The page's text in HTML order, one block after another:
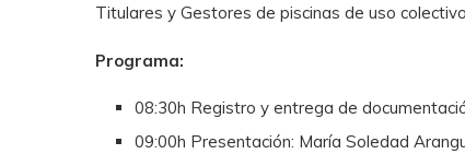
Titulares y Gestores de piscinas de uso
Programa:
08:30h Registro y entrega de
09:00h Presentación: María Soledad